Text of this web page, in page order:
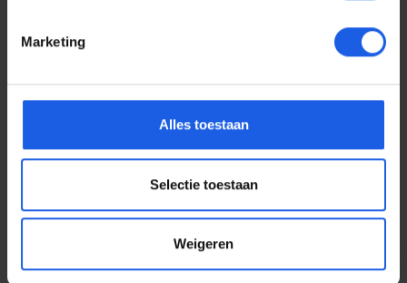
Marketing
Alles toestaan
Selectie toestaan
Weigeren
Voor elke telefoon een